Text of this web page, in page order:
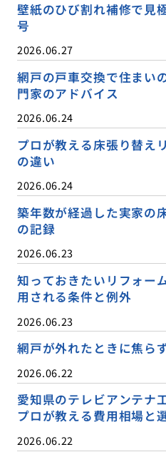
壁紙のひび割れ補修で見
号
2026.06.27
網戸の戸車交換で住まい
門家のアドバイス
2026.06.24
プロが教える床張り替え
の違い
2026.06.24
築年数が経過した実家の
の記録
2026.06.23
知っておきたいリフォー
用される条件と例外
2026.06.23
網戸が外れたときに焦ら
2026.06.22
愛知県のテレビアンテナ
プロが教える費用相場と
2026.06.22